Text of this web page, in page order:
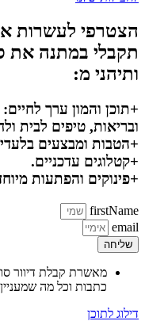
הצטרפי לעשרות
תקבלי במתנה את
ותיהני מ:
+תוכן והמון ערך
ובריאות, טיפים לבית
+הטבות ומבצעים
+קטלוגים עדכניים.
+פינוקים והפתעות
firstName
email
שליחה
מאשרת קבלת דיוור
כתבות וכל מה שמעניין
דילוג לתוכן